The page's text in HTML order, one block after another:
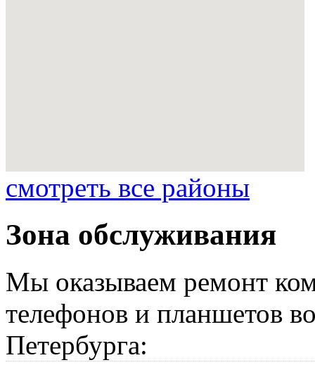
смотреть все районы
Зона обслуживания
Мы оказываем ремонт
телефонов и планшетов
Петербурга: